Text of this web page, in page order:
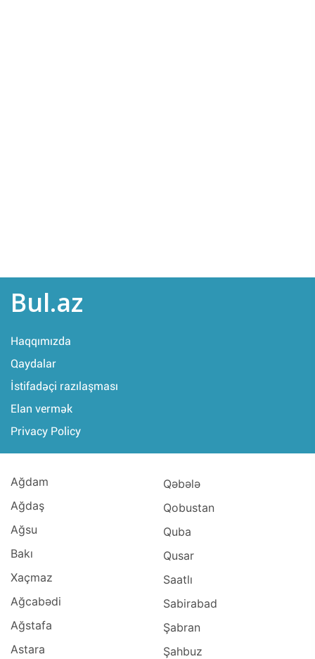
Bul.az
Haqqımızda
Qaydalar
İstifadəçi razılaşması
Elan vermək
Privacy Policy
Ağdam
Ağdaş
Ağsu
Bakı
Xaçmaz
Ağcabədi
Ağstafa
Astara
Qəbələ
Qobustan
Quba
Qusar
Saatlı
Sabirabad
Şabran
Şahbuz